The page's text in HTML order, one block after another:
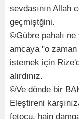
sevdasının Allah
geçmiştğini.
©Gübre pahalı ne
amcaya "o zaman
istemek için
alırdınız.
©Ve dönde bir
Eleştireni
fetocu, hain